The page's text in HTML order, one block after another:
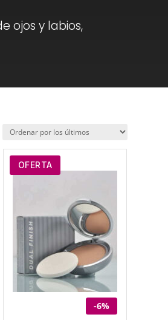
ojos y labios,
OFERTA
-6%